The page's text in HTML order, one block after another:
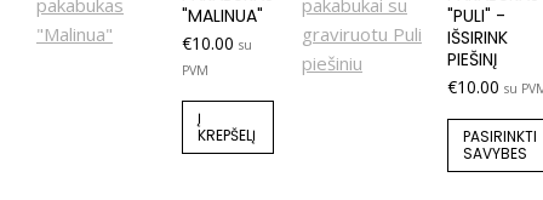
"MALINUA"
€10.00 su
PVM
Į
KREPŠELĮ
"PULI" -
IŠSIRINK
PIEŠINĮ
€10.00 su
PASIRINKTI
SAVYBES